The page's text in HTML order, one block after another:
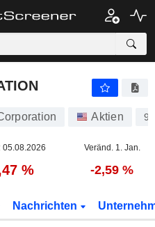
Aktien
05.08.2026 Veränd. 1. Jan.
% -2,59 %
Nachrichten